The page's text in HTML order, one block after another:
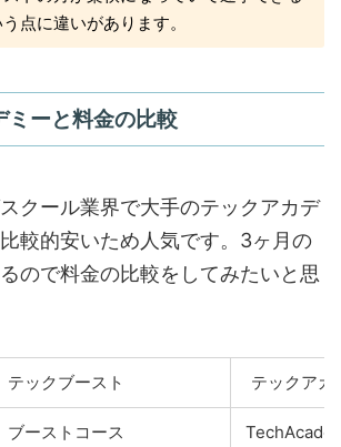
点に違いがあります。
ミーと料金の比較
クール業界で大手のテックアカデ
較的安いため人気です。3ヶ月の
ので料金の比較をしてみたいと思
テックブースト テックアカ
ブーストコース